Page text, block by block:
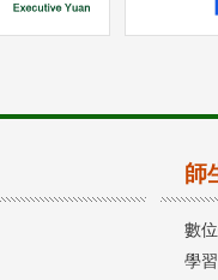
師
數
學